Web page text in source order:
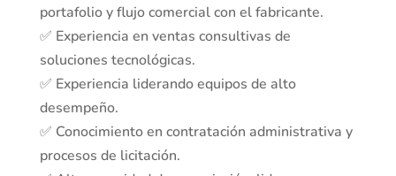
portafolio y flujo comercial con el fabricante.
✅ Experiencia en ventas consultivas de
soluciones tecnológicas.
✅ Experiencia liderando equipos de alto
desempeño.
✅ Conocimiento en contratación administrativa y
procesos de licitación.